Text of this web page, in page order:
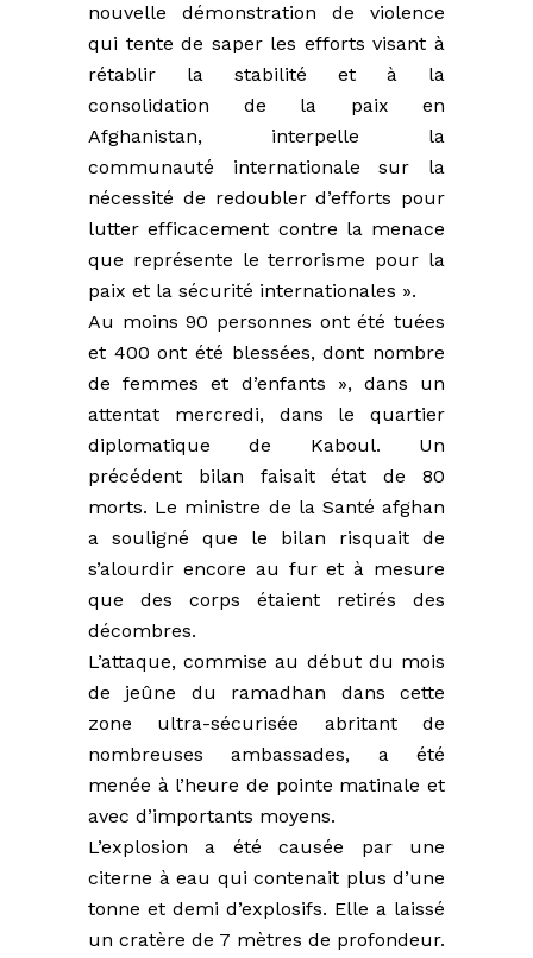
nouvelle démonstration de violence
qui tente de saper les efforts visant à
rétablir la stabilité et à la
consolidation de la paix en
Afghanistan, interpelle la
communauté internationale sur la
nécessité de redoubler d’efforts pour
lutter efficacement contre la menace
que représente le terrorisme pour la
paix et la sécurité internationales ».
Au moins 90 personnes ont été tuées
et 400 ont été blessées, dont nombre
de femmes et d’enfants », dans un
attentat mercredi, dans le quartier
diplomatique de Kaboul. Un
précédent bilan faisait état de 80
morts. Le ministre de la Santé afghan
a souligné que le bilan risquait de
s’alourdir encore au fur et à mesure
que des corps étaient retirés des
décombres.
L’attaque, commise au début du mois
de jeûne du ramadhan dans cette
zone ultra-sécurisée abritant de
nombreuses ambassades, a été
menée à l’heure de pointe matinale et
avec d’importants moyens.
L’explosion a été causée par une
citerne à eau qui contenait plus d’une
tonne et demi d’explosifs. Elle a laissé
un cratère de 7 mètres de profondeur.